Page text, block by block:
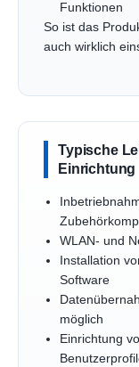
Funktionen
So ist das
auch wirklich
Typische
Einrichtung
WLAN- und
Installation
Software
möglich
Einrichtung